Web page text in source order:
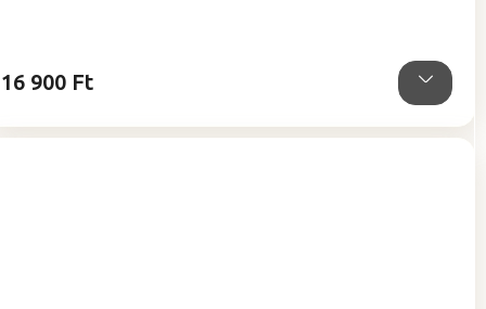
16 900 Ft